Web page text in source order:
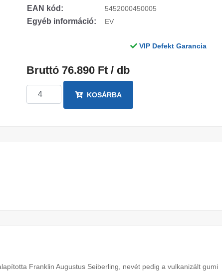
EAN kód: 5452000450005
Egyéb információ: EV
VIP Defekt Garancia
Bruttó 76.890 Ft / db
KOSÁRBA
Franklin Augustus Seiberling, nevét pedig a vulkanizált